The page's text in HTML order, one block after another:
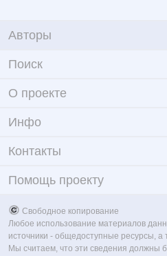
Авторы
Поиск
О проекте
Инфо
Контакты
Помощь проекту
Свободное копирование
Любое использование материалов
источники - общедоступные ресурсы,
Мы считаем, что эти сведения должны